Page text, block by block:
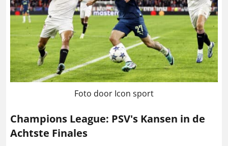
Foto door Icon sport
Champions League: PSV's Kansen in de
Achtste Finales